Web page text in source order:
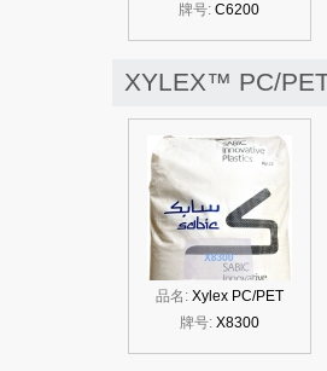
牌号:C6200
XYLEX™ PC/
品名: Xylex PC/PET
牌号: X8300